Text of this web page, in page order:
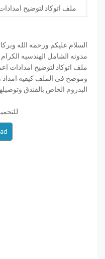
ملف اتوكاد لتوضيح
السلام عليكم ورحمه الله
مدونه الشامل الهندسيه
ملف اتوكاد لتوضيح امدادات
وموضح فى الملف كيفيه امداد
البدروم الخاص بالفندق